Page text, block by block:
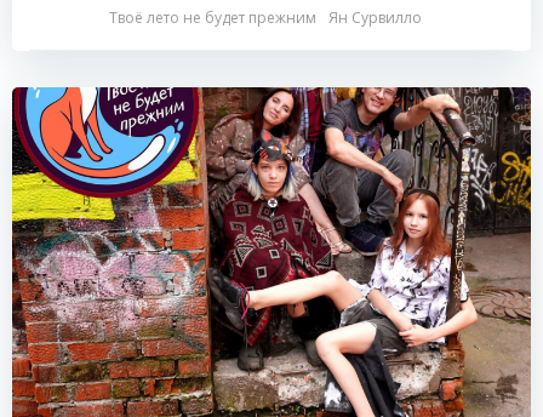
Твоё лето не будет прежним
Ян Сурвилло